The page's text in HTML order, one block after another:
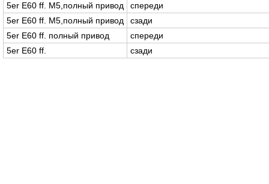
5er E60 ff. M5,полный привод
спереди
5er E60 ff. M5,полный привод
сзади
5er E60 ff. полный привод
спереди
5er E60 ff.
сзади